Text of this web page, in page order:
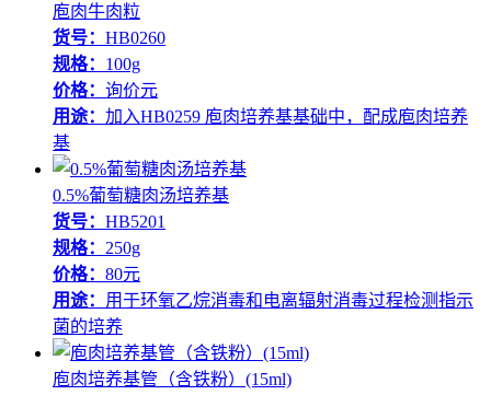
庖肉牛肉粒
货号： HB0260
规格： 100g
价格： 询价元
用途： 加入HB0259 庖肉培养基基础中，配成庖肉培养
基
0.5%葡萄糖肉汤培养基
货号： HB5201
规格： 250g
价格： 80元
用途： 用于环氧乙烷消毒和电离辐射消毒过程检测指示
菌的培养
庖肉培养基管（含铁粉）(15ml)